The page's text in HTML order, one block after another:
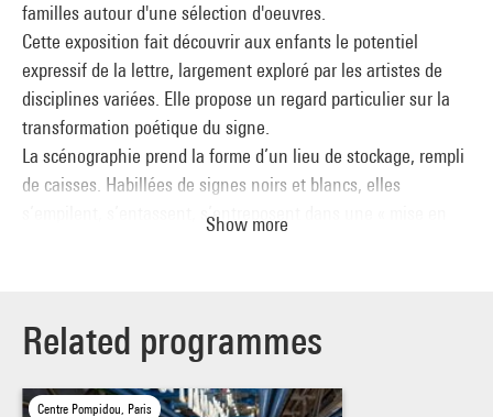
familles autour d'une sélection d'oeuvres.
Cette exposition fait découvrir aux enfants le potentiel
expressif de la lettre, largement exploré par les artistes de
disciplines variées. Elle propose un regard particulier sur la
transformation poétique du signe.
La scénographie prend la forme d’un lieu de stockage, rempli
de caisses. Habillées de signes noirs et blancs, elles
s’empilent, s’entassent, s’entreposent dans une « mise en
envahissent l’espace d’exposition.
Douées d’autonomie, elles se déploient et évoluent dans un
espace de liberté.
Show more
Related programmes
Centre Pompidou, Paris